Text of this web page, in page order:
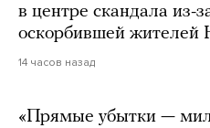
в центре скандала из-
оскорбившей
14 часов назад
«Прямые убытки —